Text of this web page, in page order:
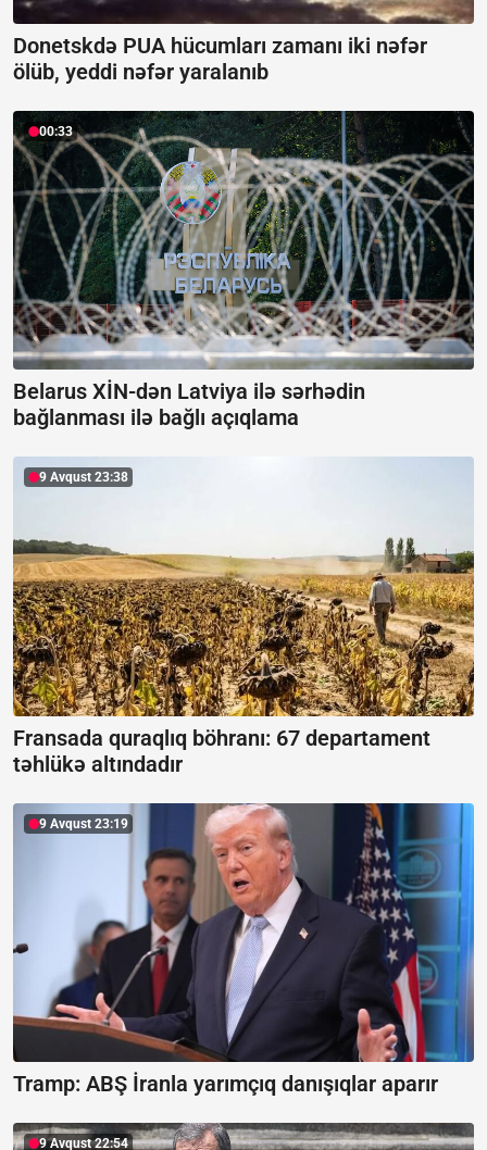
Donetskdə PUA hücumları zamanı iki nəfər
ölüb, yeddi nəfər yaralanıb
00:33
Belarus XİN-dən Latviya ilə sərhədin
bağlanması ilə bağlı açıqlama
9 Avqust 23:38
Fransada quraqlıq böhranı: 67 departament
təhlükə altındadır
9 Avqust 23:19
Tramp: ABŞ İranla yarımçıq danışıqlar aparır
9 Avqust 22:54